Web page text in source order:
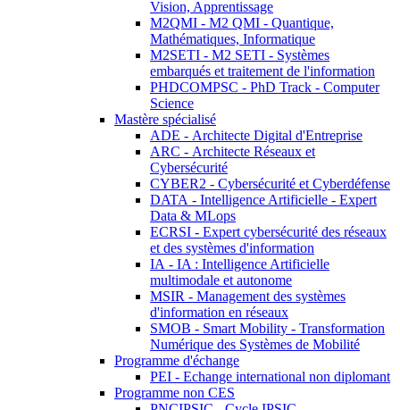
Vision, Apprentissage
M2QMI - M2 QMI - Quantique,
Mathématiques, Informatique
M2SETI - M2 SETI - Systèmes
embarqués et traitement de l'information
PHDCOMPSC - PhD Track - Computer
Science
Mastère spécialisé
ADE - Architecte Digital d'Entreprise
ARC - Architecte Réseaux et
Cybersécurité
CYBER2 - Cybersécurité et Cyberdéfense
DATA - Intelligence Artificielle - Expert
Data & MLops
ECRSI - Expert cybersécurité des réseaux
et des systèmes d'information
IA - IA : Intelligence Artificielle
multimodale et autonome
MSIR - Management des systèmes
d'information en réseaux
SMOB - Smart Mobility - Transformation
Numérique des Systèmes de Mobilité
Programme d'échange
PEI - Echange international non diplomant
Programme non CES